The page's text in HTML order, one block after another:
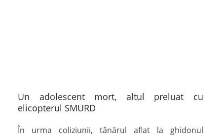
Un adolescent mort, altul preluat cu
elicopterul SMURD
În urma coliziunii, tânărul aflat la ghidonul